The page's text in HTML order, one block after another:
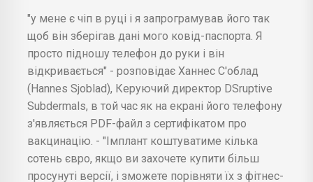
"у мене є чіп в руці і я запрограмував його так
щоб він зберігав дані мого ковід-паспорта. Я
просто підношу телефон до руки і він
відкривається" - розповідає Ханнес С'облад
(Hannes Sjoblad), Керуючий директор DSruptive
Subdermals, в той час як на екрані його телефону
з'являється PDF-файл з сертифікатом про
вакцинацію. - "Імплант коштуватиме кілька
сотень євро, якщо ви захочете купити більш
просунуті версії, і зможете порівняти їх з фітнес-